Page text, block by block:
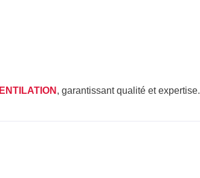
, garantissant qualité et expertise.